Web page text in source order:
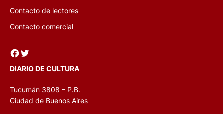
Contacto de lectores
Contacto comercial
Facebook Twitter
DIARIO DE CULTURA
Tucumán 3808 – P.B.
Ciudad de Buenos Aires